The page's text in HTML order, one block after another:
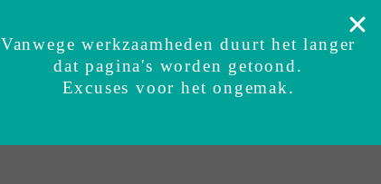
BUNDI inbakerslaapzak Sets Accessoires
Vanwege werkzaamheden duurt het langer
dat pagina's worden getoond.
Excuses voor het ongemak.